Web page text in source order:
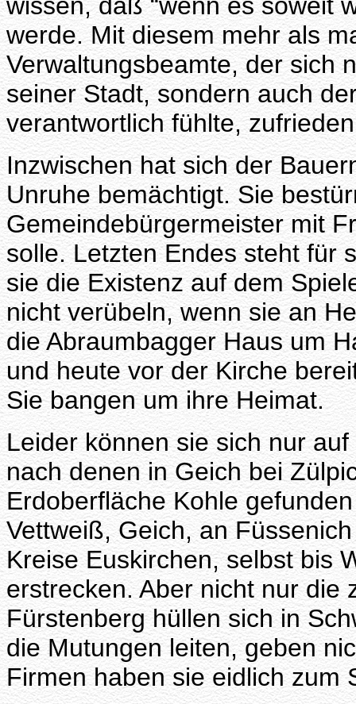
werde. Mit diesem mehr als
Verwaltungsbeamte, der sich
seiner Stadt, sondern auch
verantwortlich fühlte,
Inzwischen hat sich der
Unruhe bemächtigt. Sie
Gemeindebürgermeister mit
solle. Letzten Endes steht für
sie die Existenz auf dem
nicht verübeln, wenn sie an
die Abraumbagger Haus um
und heute vor der Kirche
Sie bangen um ihre Heimat.
Leider können sie sich nur
nach denen in Geich bei
Erdoberfläche Kohle
Vettweiß, Geich, an
Kreise Euskirchen, selbst bis
erstrecken. Aber nicht nur die
Fürstenberg hüllen sich in
die Mutungen leiten, geben
Firmen haben sie eidlich zum